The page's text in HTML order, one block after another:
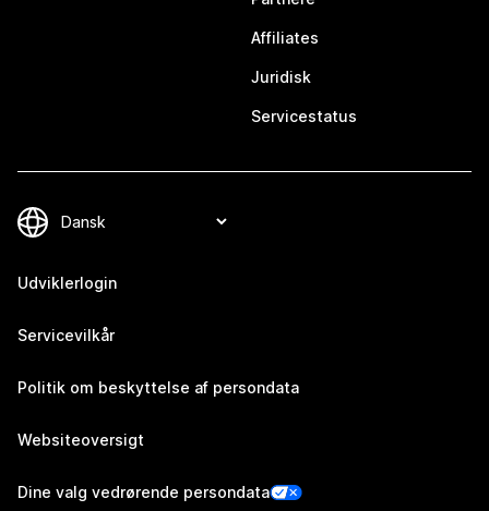
Affiliates
Juridisk
Servicestatus
Udviklerlogin
Servicevilkår
Politik om beskyttelse af persondata
Websiteoversigt
Dine valg vedrørende persondata